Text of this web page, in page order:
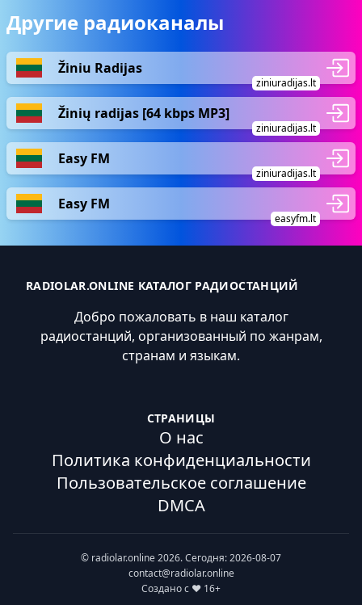
Другие радиоканалы
Žiniu Radijas
ziniuradijas.lt
Žinių radijas [64 kbps MP3]
ziniuradijas.lt
Easy FM
ziniuradijas.lt
Easy FM
easyfm.lt
RADIOLAR.ONLINE КАТАЛОГ РАДИОСТАНЦИЙ
Добро пожаловать в наш каталог
радиостанций, организованный по жанрам,
странам и языкам.
СТРАНИЦЫ
О нас
Политика конфиденциальности
Пользовательское соглашение
DMCA
© radiolar.online 2026. Сегодня: 2026-08-07
contact@radiolar.online
Создано с ❤️ 16+